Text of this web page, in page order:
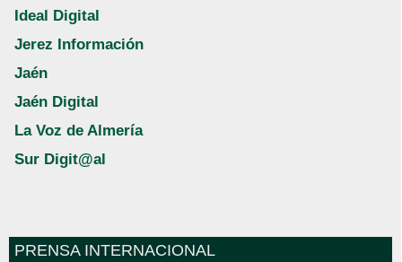
Ideal Digital
Jerez Información
Jaén
Jaén Digital
La Voz de Almería
Sur Digit@al
PRENSA INTERNACIONAL